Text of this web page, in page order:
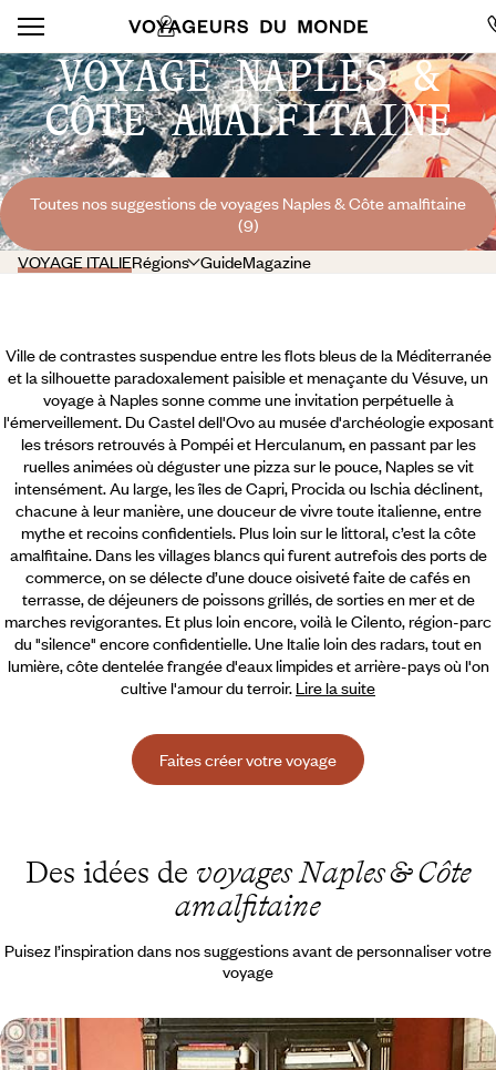
VOYAGE NAPLES &
CÔTE AMALFITAINE
Toutes nos suggestions de voyages Naples & Côte amalfitaine
(9)
VOYAGE ITALIERégions GuideMagazine
Ville de contrastes suspendue entre les flots bleus de la Méditerranée
et la silhouette paradoxalement paisible et menaçante du Vésuve, un
voyage à Naples sonne comme une invitation perpétuelle à
l'émerveillement. Du Castel dell'Ovo au musée d'archéologie exposant
les trésors retrouvés à Pompéi et Herculanum, en passant par les
ruelles animées où déguster une pizza sur le pouce, Naples se vit
intensément. Au large, les îles de Capri, Procida ou Ischia déclinent,
chacune à leur manière, une douceur de vivre toute italienne, entre
mythe et recoins confidentiels. Plus loin sur le littoral, c’est la côte
amalfitaine. Dans les villages blancs qui furent autrefois des ports de
commerce, on se délecte d’une douce oisiveté faite de cafés en
terrasse, de déjeuners de poissons grillés, de sorties en mer et de
marches revigorantes. Et plus loin encore, voilà le Cilento, région-parc
du "silence" encore confidentielle. Une Italie loin des radars, tout en
lumière, côte dentelée frangée d'eaux limpides et arrière-pays où l'on
cultive l'amour du terroir. Lire la suite
Faites créer votre voyage
Des idées de voyages Naples & Côte
amalfitaine
Puisez l’inspiration dans nos suggestions avant de personnaliser votre
voyage
Au cœur de Naples - Un palazzo pour pied-à-terre